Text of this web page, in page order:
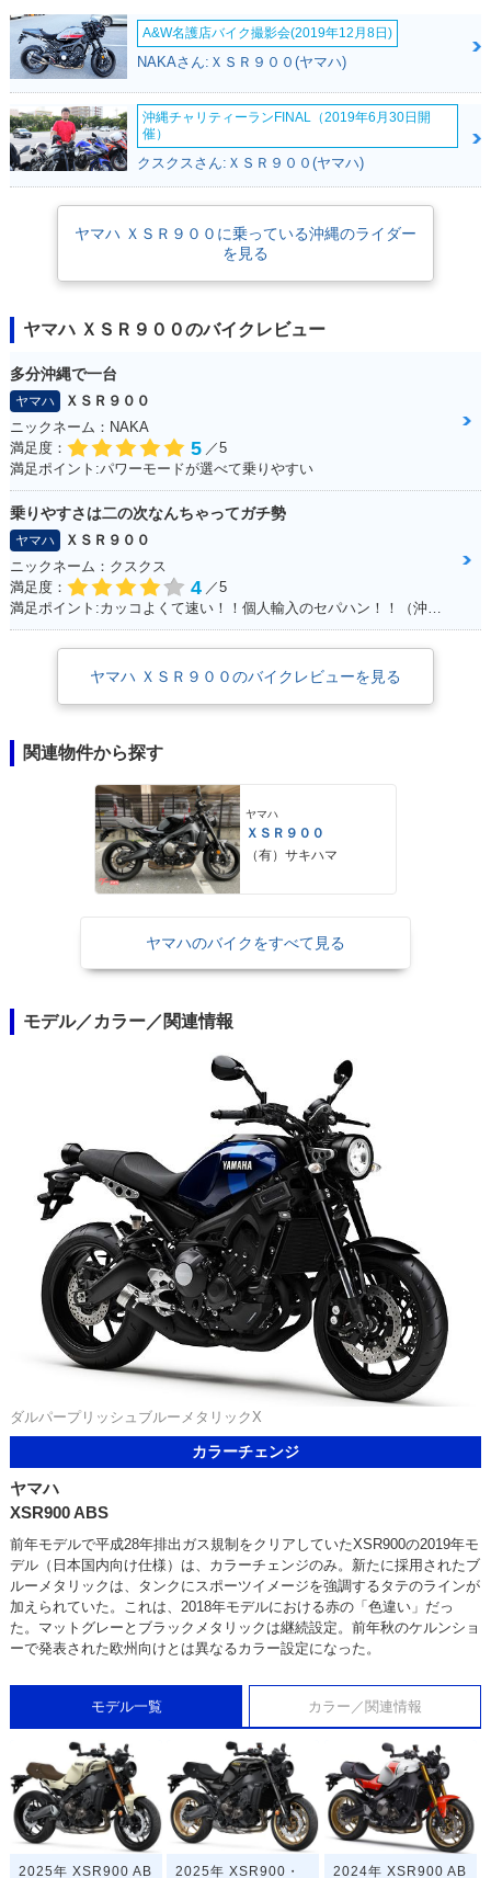
型モデルを登場させた。MT-09同様に、3気筒エンジンのピストンストロ
ーク延長によって排気量を888ccにまで拡大し、フレームも新型のアルミ
製デルタボックスを採用。クイックシフターはアップシフトだけでなくシ
フトダウンにも対応し、クルーズコントロールも搭載した。LEDヘッドラ
月から日本市場でも販売された。2024年11月に発表された欧州向けの
2025年モデルでは、欧州規制のユーロ5+に適合するとともに、メーター
が5インチサイズに拡大されるなどのマイナーチェンジを受けた。このマ
イナーチェンジモデルは、2025年4から日本市場でも販売された。
A&W名護店バイク撮影会(2019年12月8日)
NAKAさん:ＸＳＲ９００(ヤマハ)
沖縄チャリティーランFINAL（2019年6月30日開
催）
クスクスさん:ＸＳＲ９００(ヤマハ)
ヤマハ ＸＳＲ９００に乗っている沖縄のライダー
を見る
ヤマハ ＸＳＲ９００のバイクレビュー
多分沖縄で一台
ヤマハ
ＸＳＲ９００
ニックネーム：NAKA
満足度：
5 ／5
満足ポイント:パワーモードが選べて乗りやすい
乗りやすさは二の次なんちゃってガチ勢
ヤマハ
ＸＳＲ９００
ニックネーム：クスクス
満足度：
4 ／5
満足ポイント:カッコよくて速い！！個人輸入のセパハン！！（沖縄で他に見たことがない・・）
ヤマハ ＸＳＲ９００のバイクレビューを見る
関連物件から探す
ヤマハ
ＸＳＲ９００
（有）サキハマ
ヤマハのバイクをすべて見る
モデル／カラー／関連情報
ダルパープリッシュブルーメタリックX
カラーチェンジ
ヤマハ
XSR900 ABS
前年モデルで平成28年排出ガス規制をクリアしていたXSR900の2019年モ
デル（日本国内向け仕様）は、カラーチェンジのみ。新たに採用されたブ
ルーメタリックは、タンクにスポーツイメージを強調するタテのラインが
加えられていた。これは、2018年モデルにおける赤の「色違い」だっ
た。マットグレーとブラックメタリックは継続設定。前年秋のケルンショ
ーで発表された欧州向けとは異なるカラー設定になった。
モデル一覧 カラー／関連情報
2025年 XSR900 AB 2025年 XSR900・ 2024年 XSR900 AB